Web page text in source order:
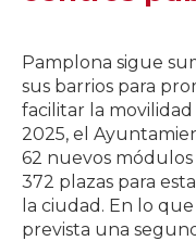
Pamplona sigue
sus barrios para
facilitar la
2025, el
62 nuevos
372 plazas para
la ciudad. En lo
prevista una